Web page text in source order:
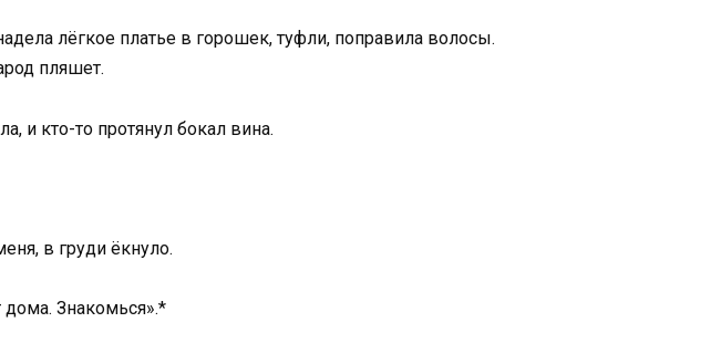
лёгкое платье в горошек, туфли, поправила волосы.
пляшет.
и кто-то протянул бокал вина.
в груди ёкнуло.
Знакомься».*